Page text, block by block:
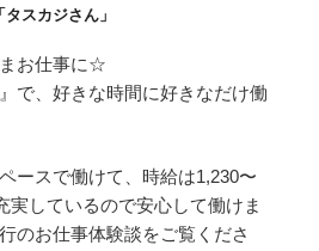
スカジさん」
お仕事に☆
で、好きな時間に好きなだけ働
ースで働けて、時給は1,230〜
実しているので安心して働けま
のお仕事体験談をご覧くださ